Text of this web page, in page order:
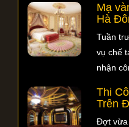
Mạ
Hà
Tuần
vụ chế
nhận
Thi
Trên
Đợt vừa